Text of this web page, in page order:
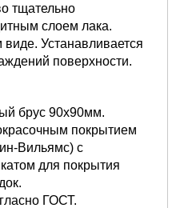
тщательно
слоем лака.
Устанавливается
поверхности.
брус 90х90мм.
покрытием
Вильямс) с
для покрытия
ГОСТ.